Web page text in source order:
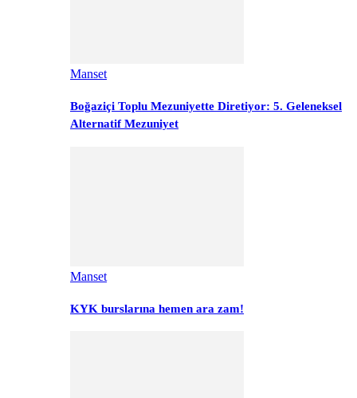
Manset
Boğaziçi Toplu Mezuniyette Diretiyor: 5. Geleneksel
Alternatif Mezuniyet
Manset
KYK burslarına hemen ara zam!